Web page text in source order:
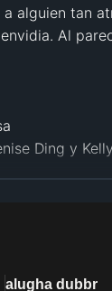
alguien tan
Al
Ding y
alugha dubbr